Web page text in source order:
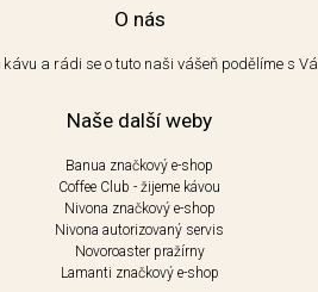
O nás
kávu a rádi se o tuto naši vášeň podělíme s
Naše další weby
Banua značkový e-shop
Coffee Club - žijeme kávou
Nivona značkový e-shop
Nivona autorizovaný servis
Novoroaster pražírny
Lamanti značkový e-shop